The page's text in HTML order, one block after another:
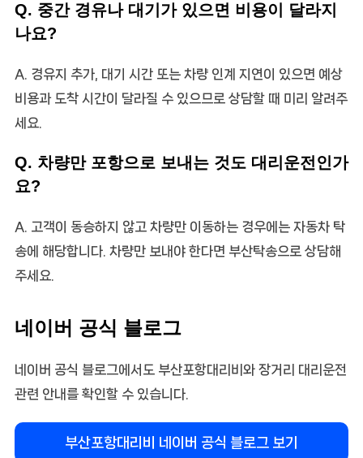
Q. 중간 경유나 대기가 있으면 비용이 달라지
나요?
A. 경유지 추가, 대기 시간 또는 차량 인계 지연이 있으면 예상
비용과 도착 시간이 달라질 수 있으므로 상담할 때 미리 알려주
세요.
Q. 차량만 포항으로 보내는 것도 대리운전인가
요?
A. 고객이 동승하지 않고 차량만 이동하는 경우에는 자동차 탁
송에 해당합니다. 차량만 보내야 한다면 부산탁송으로 상담해
주세요.
네이버 공식 블로그
네이버 공식 블로그에서도 부산포항대리비와 장거리 대리운전
관련 안내를 확인할 수 있습니다.
부산포항대리비 네이버 공식 블로그 보기